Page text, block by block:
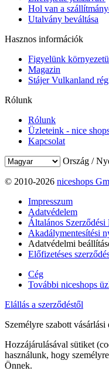
Hol van a
Utalvány beváltása
Hasznos információk
Figyelünk
Magazin
Stájer Vulkanland
Rólunk
Rólunk
Üzleteink - nice
Kapcsolat
Ország /
© 2010-2026 niceshops
Impresszum
Adatvédelem
Általános Szerződési
Akadálymentesítési
Adatvédelmi
Előfizetéses
Cég
További niceshops
Elállás a szerződéstől
Személyre szabott vásárlási
Hozzájárulásával sütiket
használunk, hogy
Önnek.